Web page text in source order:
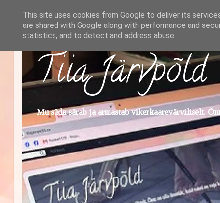
Tiia Järvpõld
Mu süda särab ja armastab vikerkaarevärviliselt.
This site uses cookies from Google to deliver its
are shared with Google along with performance and
statistics, and to detect and address abuse.